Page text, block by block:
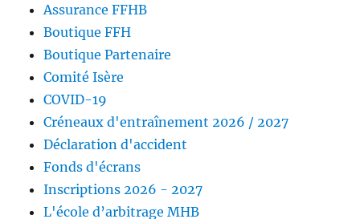
Assurance FFHB
Boutique FFH
Boutique Partenaire
Comité Isère
COVID-19
Créneaux d'entraînement 2026 / 2027
Déclaration d'accident
Fonds d'écrans
Inscriptions 2026 - 2027
L'école d’arbitrage MHB